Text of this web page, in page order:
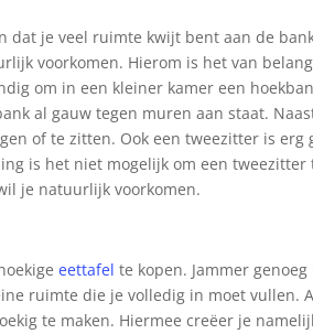
dat je veel ruimte kwijt bent aan de
voorkomen. Hierom is het van
om in een kleiner kamer een
al gauw tegen muren aan staat.
of te zitten. Ook een tweezitter is
is het niet mogelijk om een
je natuurlijk voorkomen.
eettafel te kopen. Jammer
ruimte die je volledig in moet vullen.
te maken. Hiermee creëer je